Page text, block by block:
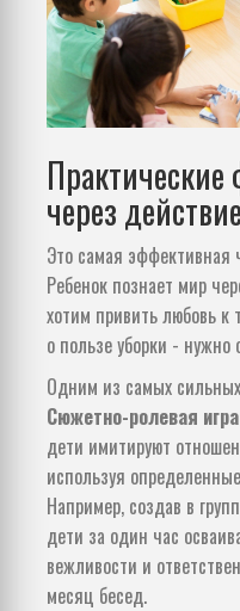
через
Это самая эффективная
Ребенок познает мир
хотим привить любовь к
о пользе уборки -
Одним из самых
Сюжетно-ролевая игра
дети имитируют
используя
Например, создав в
дети за один час
вежливости и
месяц бесед.